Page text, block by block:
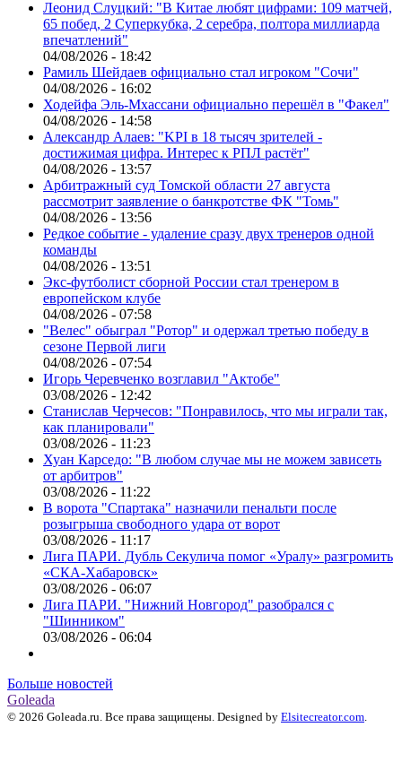
Леонид Слуцкий: "В Китае любят цифрами: 109 матчей,
65 побед, 2 Суперкубка, 2 серебра, полтора миллиарда
впечатлений"
04/08/2026 - 18:42
Рамиль Шейдаев официально стал игроком "Сочи"
04/08/2026 - 16:02
Ходейфа Эль-Мхассани официально перешёл в "Факел"
04/08/2026 - 14:58
Александр Алаев: "KPI в 18 тысяч зрителей -
достижимая цифра. Интерес к РПЛ растёт"
04/08/2026 - 13:57
Арбитражный суд Томской области 27 августа
рассмотрит заявление о банкротстве ФК "Томь"
04/08/2026 - 13:56
Редкое событие - удаление сразу двух тренеров одной
команды
04/08/2026 - 13:51
Экс-футболист сборной России стал тренером в
европейском клубе
04/08/2026 - 07:58
"Велес" обыграл "Ротор" и одержал третью победу в
сезоне Первой лиги
04/08/2026 - 07:54
Игорь Черевченко возглавил "Актобе"
03/08/2026 - 12:42
Станислав Черчесов: "Понравилось, что мы играли так,
как планировали"
03/08/2026 - 11:23
Хуан Карседо: "В любом случае мы не можем зависеть
от арбитров"
03/08/2026 - 11:22
В ворота "Спартака" назначили пенальти после
розыгрыша свободного удара от ворот
03/08/2026 - 11:17
Лига ПАРИ. Дубль Секулича помог «Уралу» разгромить
«СКА-Хабаровск»
03/08/2026 - 06:07
Лига ПАРИ. "Нижний Новгород" разобрался с
"Шинником"
03/08/2026 - 06:04
Больше новостей
Goleada
© 2026 Goleada.ru. Все права защищены. Designed by Elsitecreator.com